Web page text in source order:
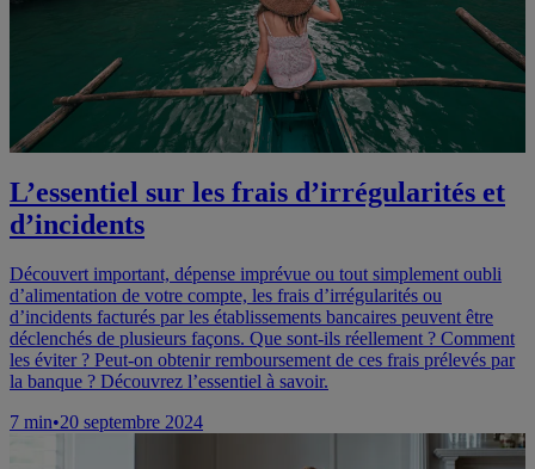
L’essentiel sur les frais d’irrégularités et
d’incidents
Découvert important, dépense imprévue ou tout simplement oubli
d’alimentation de votre compte, les frais d’irrégularités ou
d’incidents facturés par les établissements bancaires peuvent être
déclenchés de plusieurs façons. Que sont-ils réellement ? Comment
les éviter ? Peut-on obtenir remboursement de ces frais prélevés par
la banque ? Découvrez l’essentiel à savoir.
7 min•20 septembre 2024